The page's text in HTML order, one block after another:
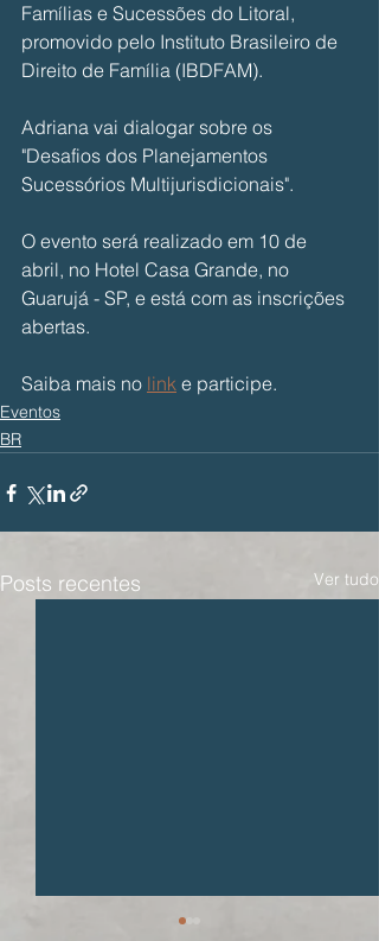
Famílias e Sucessões do Litoral,
promovido pelo Instituto Brasileiro de
Direito de Família (IBDFAM).
Adriana vai dialogar sobre os
"Desafios dos Planejamentos
Sucessórios Multijurisdicionais".
O evento será realizado em 10 de
abril, no Hotel Casa Grande, no
Guarujá - SP, e está com as inscrições
abertas.
Saiba mais no link e participe.
Eventos
BR
Posts recentes Ver tudo